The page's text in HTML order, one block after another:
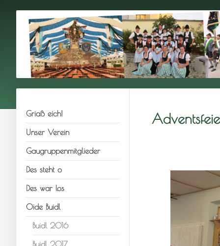
Griaß eich!
Unser Verein
Gaugruppenmitglieder
Des steht o
Des war los
Oide Buidl
Buidl 2016
Buidl 2017